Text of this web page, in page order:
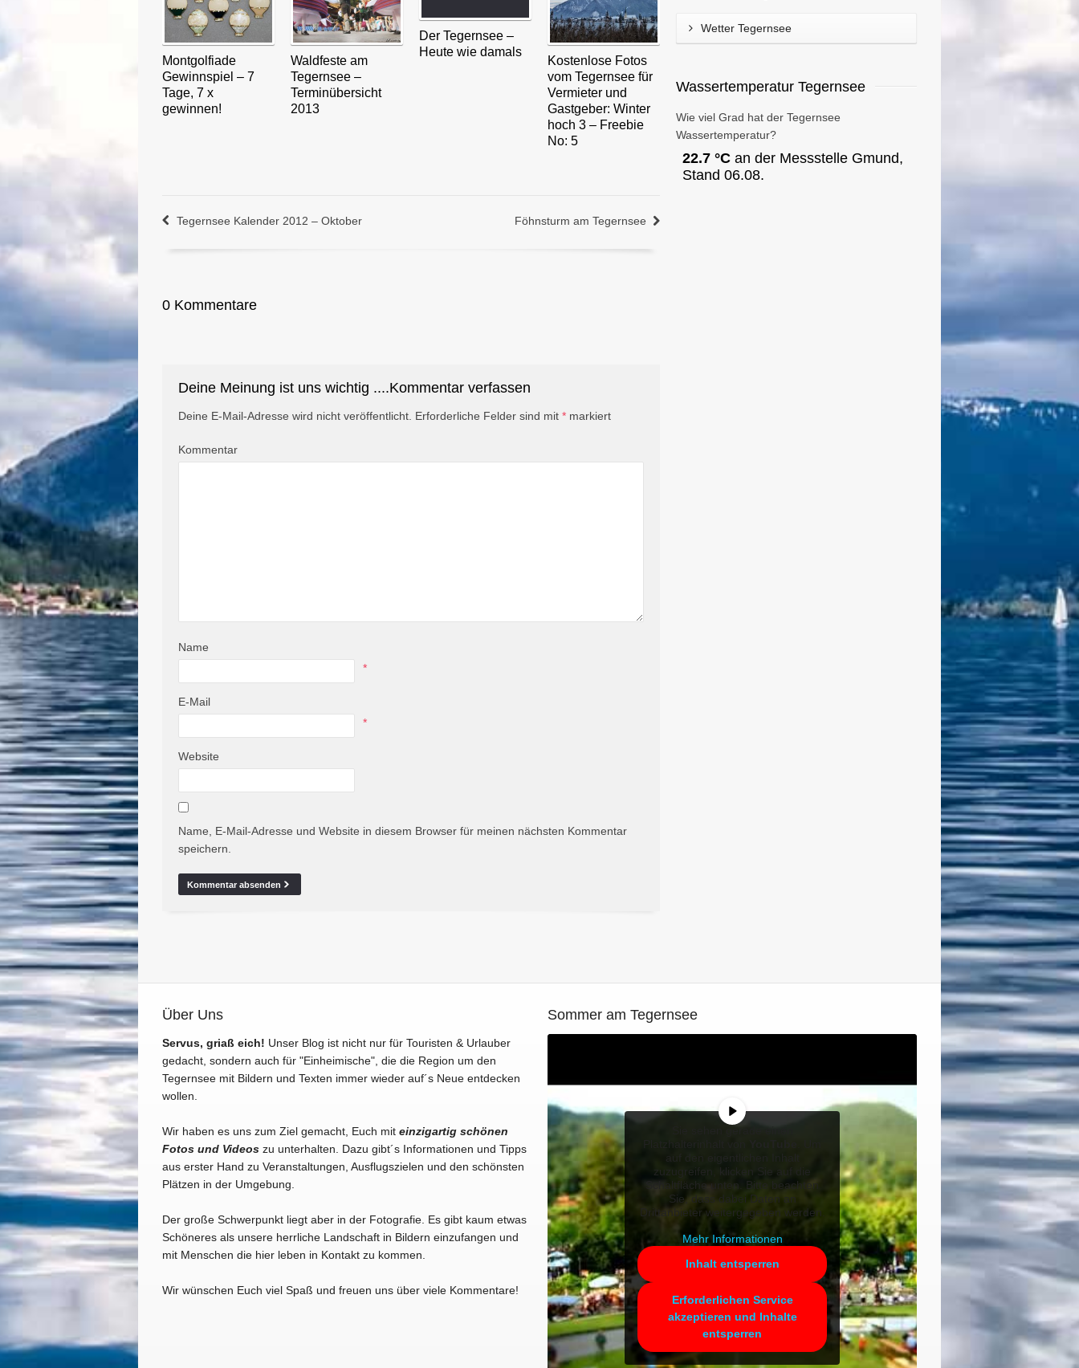
Montgolfiade
Gewinnspiel – 7
Tage, 7 x
gewinnen!
Waldfeste am
Tegernsee –
Terminübersicht
2013
Der Tegernsee –
Heute wie damals
Kostenlose Fotos
vom Tegernsee für
Vermieter und
Gastgeber: Winter
hoch 3 – Freebie
No: 5
Tegernsee Kalender 2012 – Oktober Föhnsturm am Tegernsee
0 Kommentare
Deine Meinung ist uns wichtig ....Kommentar verfassen
Deine E-Mail-Adresse wird nicht veröffentlicht. Erforderliche Felder sind mit * markiert
Kommentar
Name
*
E-Mail
*
Website
Name, E-Mail-Adresse und Website in diesem Browser für meinen nächsten Kommentar
speichern.
Wetter Tegernsee
Wassertemperatur Tegernsee
Wie viel Grad hat der Tegernsee
Wassertemperatur?
Über Uns
Servus, griaß eich! Unser Blog ist nicht nur für Touristen & Urlauber
gedacht, sondern auch für "Einheimische", die die Region um den
Tegernsee mit Bildern und Texten immer wieder auf´s Neue entdecken
wollen.
Wir haben es uns zum Ziel gemacht, Euch mit einzigartig schönen
Fotos und Videos zu unterhalten. Dazu gibt´s Informationen und Tipps
aus erster Hand zu Veranstaltungen, Ausflugszielen und den schönsten
Plätzen in der Umgebung.
Der große Schwerpunkt liegt aber in der Fotografie. Es gibt kaum etwas
Schöneres als unsere herrliche Landschaft in Bildern einzufangen und
mit Menschen die hier leben in Kontakt zu kommen.
Wir wünschen Euch viel Spaß und freuen uns über viele Kommentare!
Sommer am Tegernsee
zuzugreifen, klicken Sie auf die
Schaltfläche unten. Bitte beachten
Sie, dass dabei Daten an
Drittanbieter weitergegeben werden.
Mehr Informationen
Inhalt entsperren
Erforderlichen Service
akzeptieren und Inhalte
entsperren